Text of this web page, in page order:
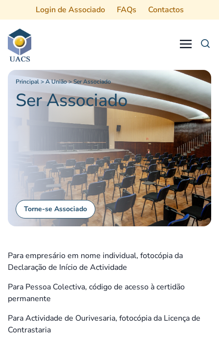
Login de Associado FAQs Contactos
Principal>A União>Ser Associado
Ser Associado
Torne-se Associado
Para empresário em nome individual, fotocópia da
Declaração de Início de Actividade
Para Pessoa Colectiva, código de acesso à certidão
permanente
Para Actividade de Ourivesaria, fotocópia da Licença de
Contrastaria